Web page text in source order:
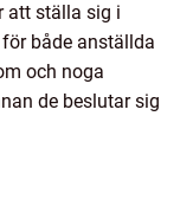
att ställa sig i
både anställda
och noga
de beslutar sig